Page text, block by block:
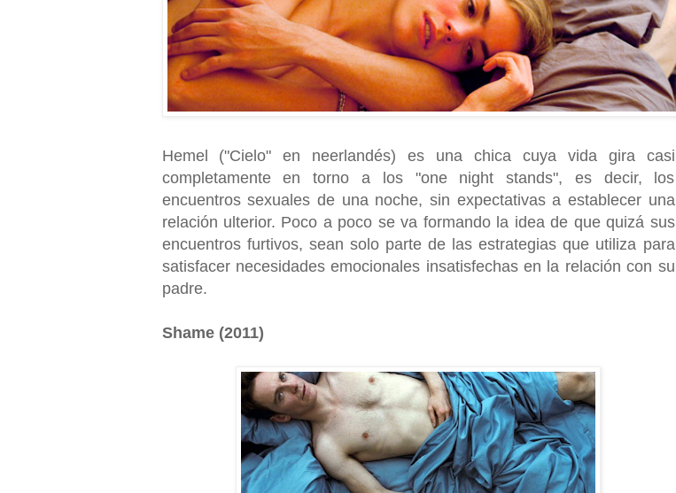
Hemel ("Cielo" en neerlandés) es una chica cuya vida gira casi
completamente en torno a los "one night stands", es decir, los
encuentros sexuales de una noche, sin expectativas a establecer una
relación ulterior. Poco a poco se va formando la idea de que quizá sus
encuentros furtivos, sean solo parte de las estrategias que utiliza para
satisfacer necesidades emocionales insatisfechas en la relación con su
padre.
Shame (2011)